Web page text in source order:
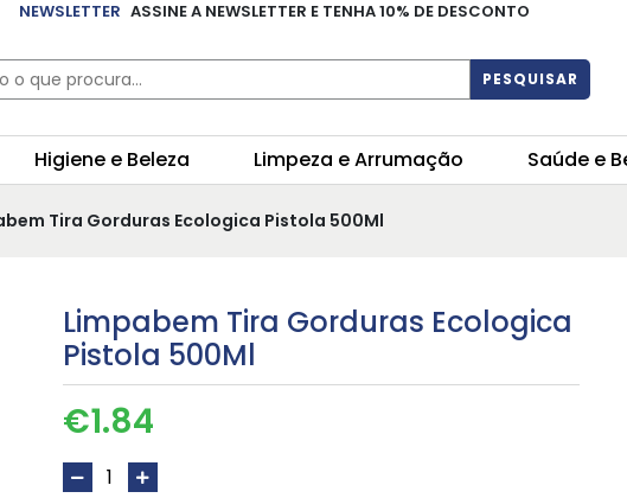
NEWSLETTER ASSINE A NEWSLETTER E TENHA 10% DE DESCONTO
PESQUISAR
Higiene e Beleza Limpeza e Arrumação Saúde e
Tira Gorduras Ecologica Pistola 500Ml
Limpabem Tira Gorduras Ecologica
Pistola 500Ml
€1.84